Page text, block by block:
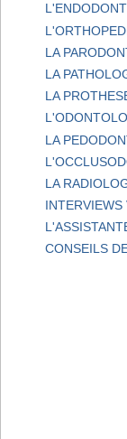
LA
LA
LA
LA
LA
INTERVIEWS
CONSEILS